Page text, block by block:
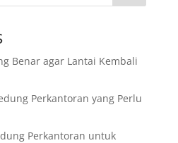
Benar agar Lantai Kembali
Perkantoran yang Perlu
Perkantoran untuk